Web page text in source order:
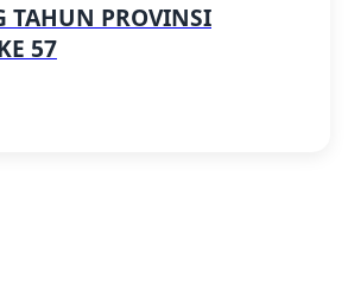
TAHUN PROVINSI
57